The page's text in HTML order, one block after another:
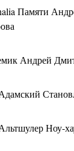
Памяти
Андрей
Ноу-